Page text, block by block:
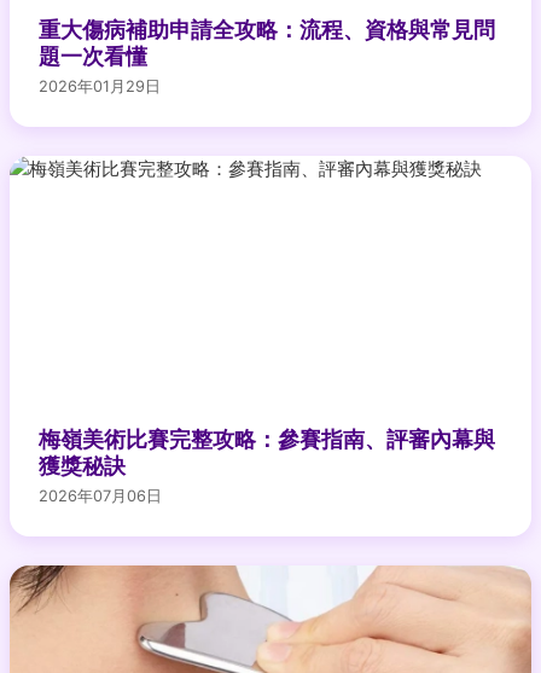
重大傷病補助申請全攻略：流程、資格與常見問
題一次看懂
2026年01月29日
梅嶺美術比賽完整攻略：參賽指南、評審內幕與
獲獎秘訣
2026年07月06日